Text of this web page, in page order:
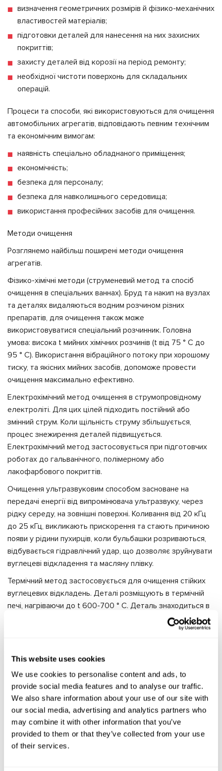
This website uses cookies
We use cookies to personalise content and ads, to
provide social media features and to analyse our traffic.
We also share information about your use of our site with
our social media, advertising and analytics partners who
may combine it with other information that you’ve
provided to them or that they’ve collected from your use
of their services.
визначення геометричних розмірів й фізико-механічних
властивостей матеріалів;
підготовки деталей для нанесення на них захисних
покриттів;
захисту деталей від корозії на період ремонту;
необхідної чистоти поверхонь для складальних
операцій.
Процеси та способи, які використовуються для очищення
автомобільних агрегатів, відповідають певним технічним
та економічним вимогам:
наявність спеціально обладнаного приміщення;
економічність;
безпека для персоналу;
безпека для навколишнього середовища;
використання професійних засобів для очищення.
Методи очищення
Розглянемо найбільш поширені методи очищення
агрегатів.
Фізико-хімічні методи (струменевий метод та спосіб
очищення в спеціальних ваннах). Бруд та накип на вузлах
та деталях видаляються водним розчином різних
препаратів, для очищення також може
використовуватися спеціальний розчинник. Головна
умова: висока t мийних хімічних розчинів (t від 75 ° С до
95 ° С). Використання вібраційного потоку при хорошому
тиску, та якісних мийних засобів, допоможе провести
очищення максимально ефективно.
Електрохімічний метод очищення в струмопровідному
електроліті. Для цих цілей підходить постійний або
змінний струм. Коли щільність струму збільшується,
процес знежирення деталей підвищується.
Електрохімічний метод застосовується при підготовчих
роботах до гальванічного, полімерному або
лакофарбового покриттів.
Очищення ультразвуковим способом засноване на
передачі енергії від випромінювача ультразвуку, через
рідку середу, на зовнішні поверхні. Коливання від 20 кГц
до 25 кГц, викликають прискорення та стають причиною
появи у рідини пухирців, коли бульбашки розриваються,
відбувається гідравлічний удар, що дозволяє зруйнувати
вуглецеві відкладення та масляну плівку.
Термічний метод застосовується для очищення стійких
вуглецевих відкладень. Деталі розміщують в термічній
печі, нагріваючи до t 600-700 ° С. Деталь знаходиться в
печі 2-3 години, а потім охолоджується. Деталі, які не
піддаються деформації, очищають випалюванням
Механічний метод застосовується в процесі очищення
поверхонь вручну. Для цих цілей використовуються
скребки, щітки та інші допоміжні інструменти. При
механічному очищенні ефективно використовувати
абразивні матеріали з водою або мийними засобами.
Мийні засоби
Вода та розчин каустичної соди. Бруд, пил, залишки